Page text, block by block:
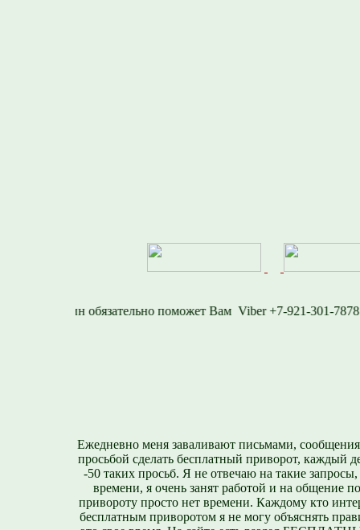
Viber +7-921-
Ежедневно меня заваливают письмами,
просьбой сделать бесплатный приворот, каждый
-50 таких просьб. Я не отвечаю на такие
времени, я очень занят работой и на общение
привороту просто нет времени. Каждому кто
бесплатным приворотом я не могу объяснять